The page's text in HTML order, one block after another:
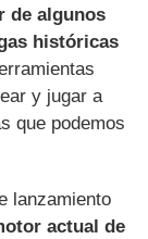
de algunos
históricas
y jugar a
que podemos
lanzamiento
actual de